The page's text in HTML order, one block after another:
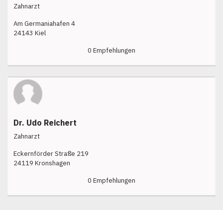
Zahnarzt
Am Germaniahafen 4
24143 Kiel
0 Empfehlungen
Dr. Udo Reichert
Zahnarzt
Eckernförder Straße 219
24119 Kronshagen
0 Empfehlungen